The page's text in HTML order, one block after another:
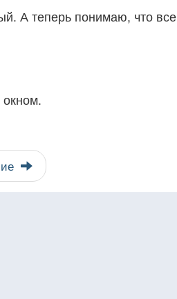
А теперь понимаю, что все